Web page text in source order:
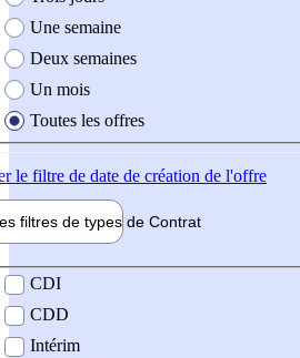
Une semaine
Deux semaines
Un mois
Toutes les offres
le filtre de date de création de l'offre
filtres de types de Contrat
contrat
CDI
CDD
Intérim